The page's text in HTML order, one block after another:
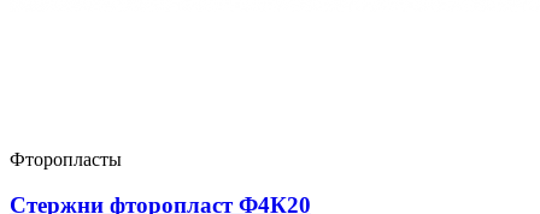
Фторопласты
Стержни фторопласт Ф4К20